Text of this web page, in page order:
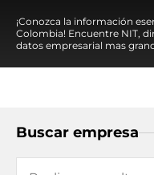
¡Conozca la información
Colombia! Encuentre NIT,
datos empresarial mas
Buscar empresa